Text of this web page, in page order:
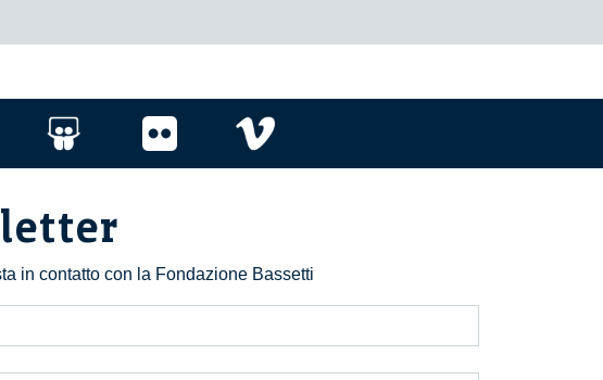
in contatto con la Fondazione Bassetti